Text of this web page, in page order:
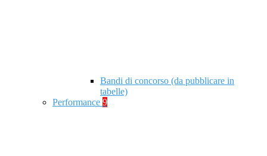
Bandi di concorso (da pubblicare in
tabelle)
Performance 9